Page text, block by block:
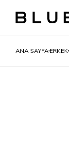
ANA SAYFA ERKEK